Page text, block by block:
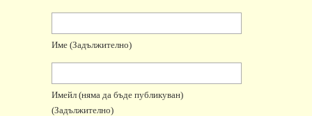
Име (задължително)
Имейл (няма да бъде публикуван)
(задължително)